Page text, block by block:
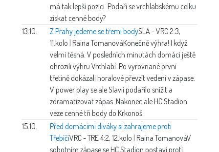
má tak lepší pozici. Podaří se vrchlabskému celku
získat cenné body?
13.10.
Z Prahy jedeme se třemi bodySLA - VRC 2:3,
11.kolo | Raina TomanováKonečně výhra! I když
velmi těsná. V posledních minutách domácí ještě
ohrozili výhru Vrchlabí. Po vyrovnané první
třetině dokázali horalové převzít vedení v zápase.
V power play se ale Slavii podařilo snížit a
zdramatizovat zápas. Nakonec ale HC Stadion
veze cenné tři body do Krkonoš.
15.10.
Před domácími diváky si zahrajeme proti
TřebíčiVRC - TRE 4:2, 12.kolo | Raina TomanováV
sobotním zápase se HC Stadion postaví proti